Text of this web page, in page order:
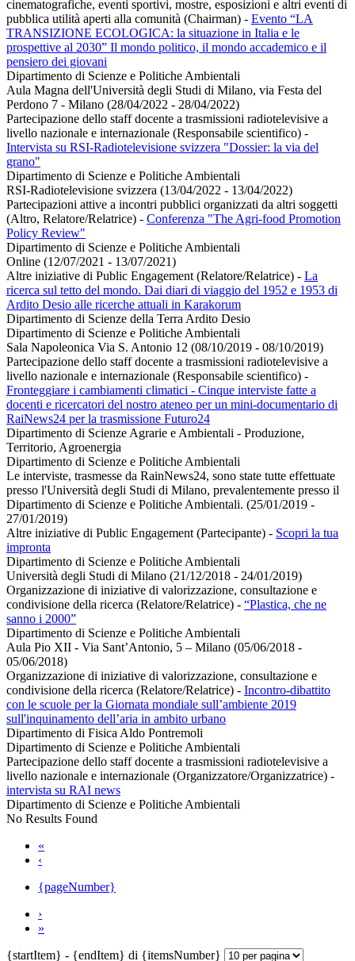
cinematografiche, eventi sportivi, mostre, esposizioni e altri eventi di
pubblica utilità aperti alla comunità (Chairman) - Evento “LA
TRANSIZIONE ECOLOGICA: la situazione in Italia e le
prospettive al 2030” Il mondo politico, il mondo accademico e il
pensiero dei giovani
Dipartimento di Scienze e Politiche Ambientali
Aula Magna dell'Università degli Studi di Milano, via Festa del
Perdono 7 - Milano (28/04/2022 - 28/04/2022)
Partecipazione dello staff docente a trasmissioni radiotelevisive a
livello nazionale e internazionale (Responsabile scientifico) -
Intervista su RSI-Radiotelevisione svizzera "Dossier: la via del
grano"
Dipartimento di Scienze e Politiche Ambientali
RSI-Radiotelevisione svizzera (13/04/2022 - 13/04/2022)
Partecipazioni attive a incontri pubblici organizzati da altri soggetti
(Altro, Relatore/Relatrice) - Conferenza "The Agri-food Promotion
Policy Review"
Dipartimento di Scienze e Politiche Ambientali
Online (12/07/2021 - 13/07/2021)
Altre iniziative di Public Engagement (Relatore/Relatrice) - La
ricerca sul tetto del mondo. Dai diari di viaggio del 1952 e 1953 di
Ardito Desio alle ricerche attuali in Karakorum
Dipartimento di Scienze della Terra Ardito Desio
Dipartimento di Scienze e Politiche Ambientali
Sala Napoleonica Via S. Antonio 12 (08/10/2019 - 08/10/2019)
Partecipazione dello staff docente a trasmissioni radiotelevisive a
livello nazionale e internazionale (Responsabile scientifico) -
Fronteggiare i cambiamenti climatici - Cinque interviste fatte a
docenti e ricercatori del nostro ateneo per un mini-documentario di
RaiNews24 per la trasmissione Futuro24
Dipartimento di Scienze Agrarie e Ambientali - Produzione,
Territorio, Agroenergia
Dipartimento di Scienze e Politiche Ambientali
Le interviste, trasmesse da RainNews24, sono state tutte effettuate
presso l'Università degli Studi di Milano, prevalentemente presso il
Dipartimento di Scienze e Politiche Ambientali. (25/01/2019 -
27/01/2019)
Altre iniziative di Public Engagement (Partecipante) - Scopri la tua
impronta
Dipartimento di Scienze e Politiche Ambientali
Università degli Studi di Milano (21/12/2018 - 24/01/2019)
Organizzazione di iniziative di valorizzazione, consultazione e
condivisione della ricerca (Relatore/Relatrice) - “Plastica, che ne
sanno i 2000”
Dipartimento di Scienze e Politiche Ambientali
Aula Pio XII - Via Sant’Antonio, 5 – Milano (05/06/2018 -
05/06/2018)
Organizzazione di iniziative di valorizzazione, consultazione e
condivisione della ricerca (Relatore/Relatrice) - Incontro-dibattito
con le scuole per la Giornata mondiale sull’ambiente 2019
sull'inquinamento dell’aria in ambito urbano
Dipartimento di Fisica Aldo Pontremoli
Dipartimento di Scienze e Politiche Ambientali
Partecipazione dello staff docente a trasmissioni radiotelevisive a
livello nazionale e internazionale (Organizzatore/Organizzatrice) -
intervista su RAI news
Dipartimento di Scienze e Politiche Ambientali
No Results Found
«
‹
{pageNumber}
›
»
{startItem} - {endItem} di {itemsNumber}